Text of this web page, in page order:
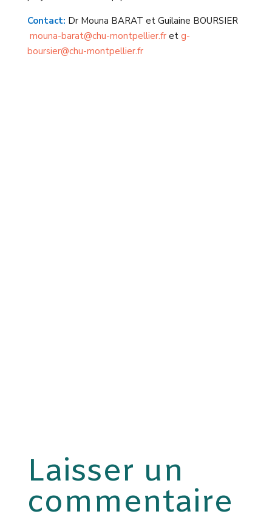
Contact: Dr Mouna BARAT et Guilaine BOURSIER
mouna-barat@chu-montpellier.fret g-
boursier@chu-montpellier.fr
Laisser un
commentaire